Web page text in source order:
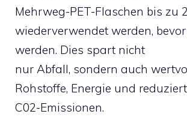
Mehrweg-PET-Flaschen bis zu
wiederverwendet werden,
werden. Dies spart nicht
nur Abfall, sondern auch
Rohstoffe, Energie und reduziert
C02-Emissionen.